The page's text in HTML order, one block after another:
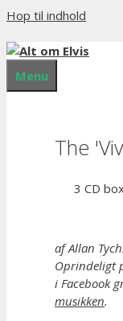
Hop til indhold
Menu
The
3 CD
af Allan
Oprindeligt
i Facebook
musikken.